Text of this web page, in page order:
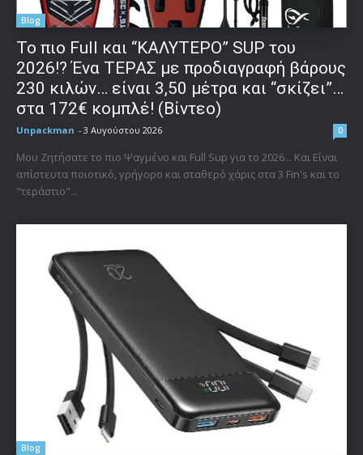
Blog
To πιο Full και “ΚΑΛΥΤΕΡΟ” SUP του
2026!? Ένα ΤΕΡΑΣ με προδιαγραφή βάρους
230 κιλών… είναι 3,50 μέτρα και “σκίζει”…
στα 172€ κομπλέ! (Βίντεο)
Unpackman - 3 Αυγούστου 2026 0
Μου Ζητήσατε το πιο Ψαγμένο και Full Sup για το 2026... Και Είναι
απίστευτα ποιοτικό, γρήγορο και σταθερό χάρις στα 3 Fin's και το
"τεράστιο"...
Blog